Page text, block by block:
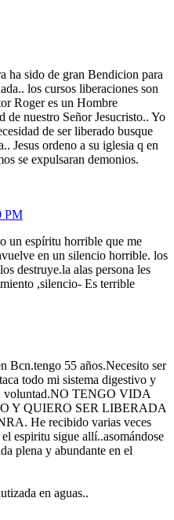
ha sido de gran Bendicion para
los cursos liberaciones son
Roger es un Hombre
de nuestro Señor Jesucristo.. Yo
de ser liberado busque
Jesus ordeno a su iglesia q en
se expulsaran demonios.
PM
un espíritu horrible que me
en un silencio horrible. los
destruye.la alas persona les
,silencio- Es terrible
Bcn.tengo 55 años.Necesito ser
todo mi sistema digestivo y
voluntad.NO TENGO VIDA
Y QUIERO SER LIBERADA
He recibido varias veces
espiritu sigue allí..asomándose
plena y abundante en el
en aguas..